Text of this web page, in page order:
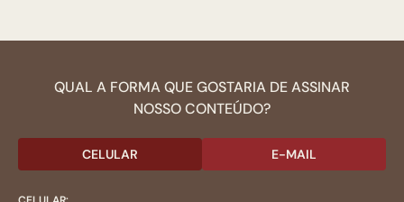
QUAL A FORMA QUE GOSTARIA DE ASSINAR
NOSSO CONTEÚDO?
CELULAR E-MAIL